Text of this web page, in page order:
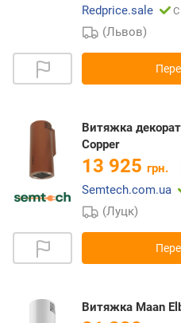
Redprice.sale
С
(Львов)
Витяжка
Copper
13 925 грн.
Semtech.com.ua
(Луцк)
Витяжка Maan